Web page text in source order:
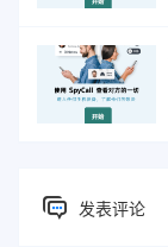
发表评论